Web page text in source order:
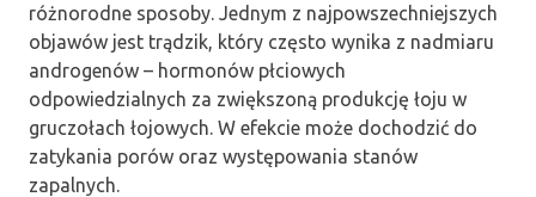
różnorodne sposoby. Jednym z najpowszechniejszych
objawów jest trądzik, który często wynika z nadmiaru
androgenów – hormonów płciowych
odpowiedzialnych za zwiększoną produkcję łoju w
gruczołach łojowych. W efekcie może dochodzić do
zatykania porów oraz występowania stanów
zapalnych.